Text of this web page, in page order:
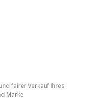
fairer Verkauf Ihres
Marke